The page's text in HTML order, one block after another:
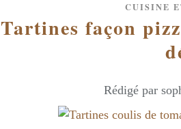
CUISINE
Tartines façon
Rédigé par